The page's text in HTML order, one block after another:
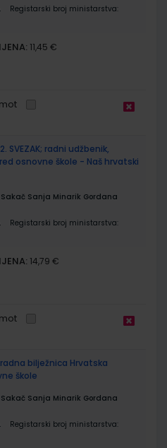
Registarski broj ministarstva:
11,45 €
2. SVEZAK; radni udžbenik,
osnovne škole - Naš hrvatski
Sanja Minarik Gordana
Registarski broj ministarstva:
14,79 €
radna bilježnica Hrvatska
škole
Sanja Minarik Gordana
Registarski broj ministarstva: